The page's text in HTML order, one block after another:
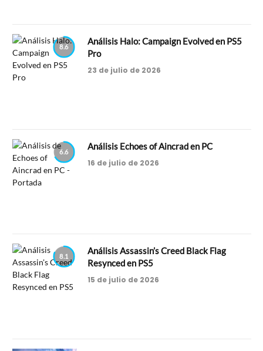
8.6
Análisis Halo: Campaign Evolved en PS5
Pro
23 de julio de 2026
6.6
Análisis Echoes of Aincrad en PC
16 de julio de 2026
8.1
Análisis Assassin’s Creed Black Flag
Resynced en PS5
15 de julio de 2026